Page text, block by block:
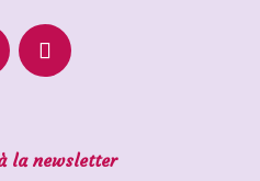
la newsletter